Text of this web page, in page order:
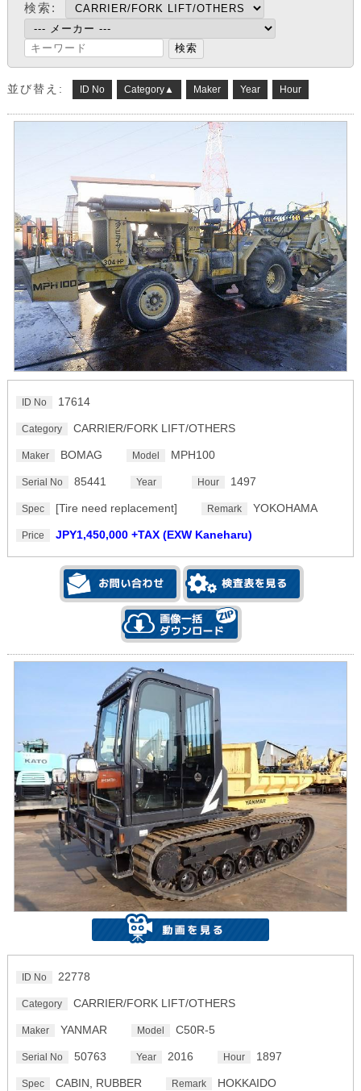
検索:
並び替え: ID No Category▲ Maker Year Hour
ID No 17614
Category CARRIER/FORK LIFT/OTHERS
Maker BOMAG Model MPH100
Serial No 85441 Year Hour 1497
Spec [Tire need replacement] Remark YOKOHAMA
Price JPY1,450,000 +TAX (EXW Kaneharu)
ID No 22778
Category CARRIER/FORK LIFT/OTHERS
Maker YANMAR Model C50R-5
Serial No 50763 Year 2016 Hour 1897
Spec CABIN, RUBBER Remark HOKKAIDO